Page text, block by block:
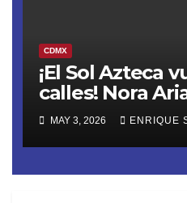
CDMX
¡El Sol Azteca
calles! Nora
(@AriasNora),
PRD CDMX,
movilización
MAY 3, 2026 ENRIQUE